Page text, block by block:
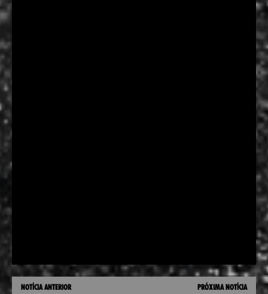
NOTÍCIA ANTERIOR PRÓXIMA NOTÍCIA